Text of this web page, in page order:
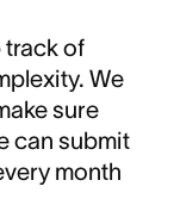
track of
We
sure
can submit
month